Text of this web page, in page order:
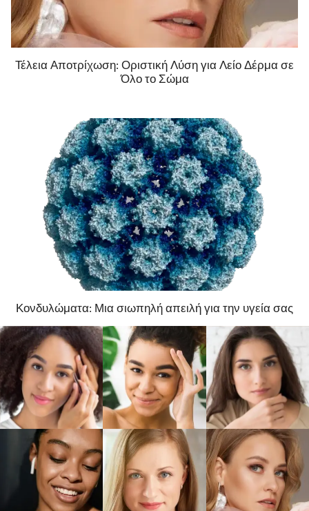
Τέλεια Αποτρίχωση: Οριστική Λύση για Λείο Δέρμα σε
Όλο το Σώμα
Κονδυλώματα: Μια σιωπηλή απειλή για την υγεία σας